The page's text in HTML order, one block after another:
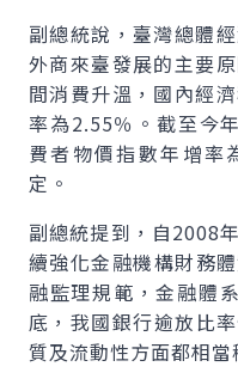
副總統說，臺灣總體
外商來臺發展的主要
間消費升溫，國內經
率為2.55％。截至今
費者物價指數年增率
定。
副總統提到，自2008
續強化金融機構財務
融監理規範，金融體
底，我國銀行逾放比
質及流動性方面都相當